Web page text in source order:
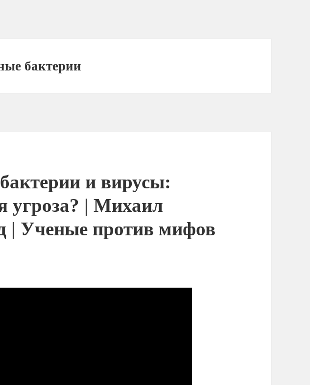
бактерии
и вирусы:
угроза? | Михаил
| Ученые против мифов